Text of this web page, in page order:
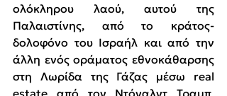
ολόκληρου λαού, αυτού της
Παλαιστίνης, από το κράτος-
δολοφόνο του Ισραήλ και από την
άλλη ενός οράματος εθνοκάθαρσης
στη Λωρίδα της Γάζας μέσω real
estate από τον Ντόναλντ Τραμπ.